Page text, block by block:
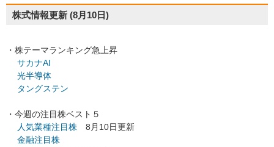
株式情報更新 (8月10日)
・株テーマランキング急上昇
サカナAI
光半導体
タングステン
・今週の注目株ベスト５
人気業種注目株 8月10日更新
金融注目株